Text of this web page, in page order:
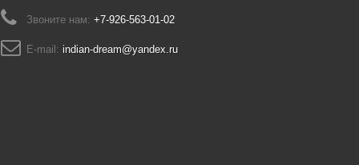
Звоните нам: +7-926-563-01-02
E-mail: indian-dream@yandex.ru